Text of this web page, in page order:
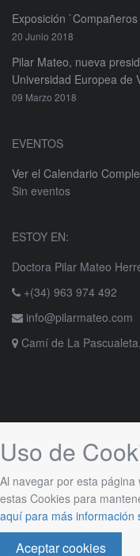
Exposición
20 Junio 2018
Pilar Mateo, nueva
Universidad Europea de
09 Marzo 2018
EVENTOS
Ver el Calendario
Sin eventos
ESTOY EN:
Doctora Pilar Mateo
+(34) 963 974 492
info@pilarmateo.com
Camí de La
Uso de
Al navegar por esta
estas Cookies para
aquí para más información
Aceptar cookies